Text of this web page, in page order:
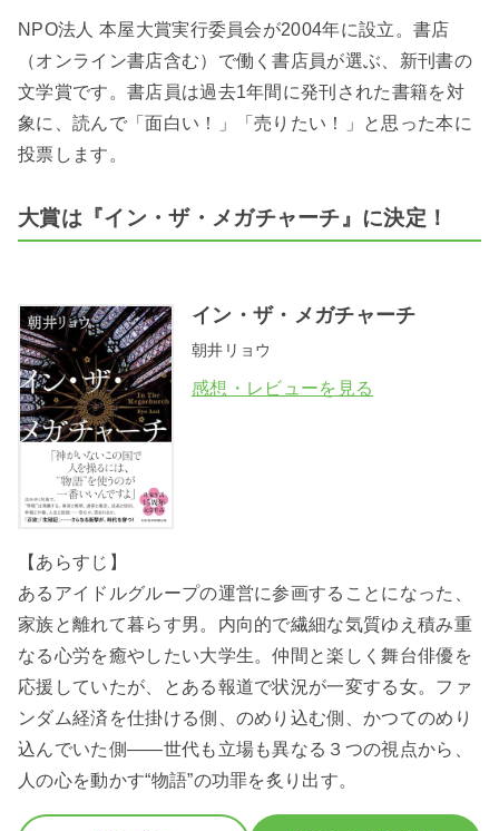
NPO法人 本屋大賞実行委員会が2004年に設立。書店
（オンライン書店含む）で働く書店員が選ぶ、新刊書の
文学賞です。書店員は過去1年間に発刊された書籍を対
象に、読んで「面白い！」「売りたい！」と思った本に
投票します。
大賞は『イン・ザ・メガチャーチ』に決定！
イン・ザ・メガチャーチ
朝井リョウ
感想・レビューを見る
【あらすじ】
あるアイドルグループの運営に参画することになった、
家族と離れて暮らす男。内向的で繊細な気質ゆえ積み重
なる心労を癒やしたい大学生。仲間と楽しく舞台俳優を
応援していたが、とある報道で状況が一変する女。ファ
ンダム経済を仕掛ける側、のめり込む側、かつてのめり
込んでいた側――世代も立場も異なる３つの視点から、
人の心を動かす“物語”の功罪を炙り出す。